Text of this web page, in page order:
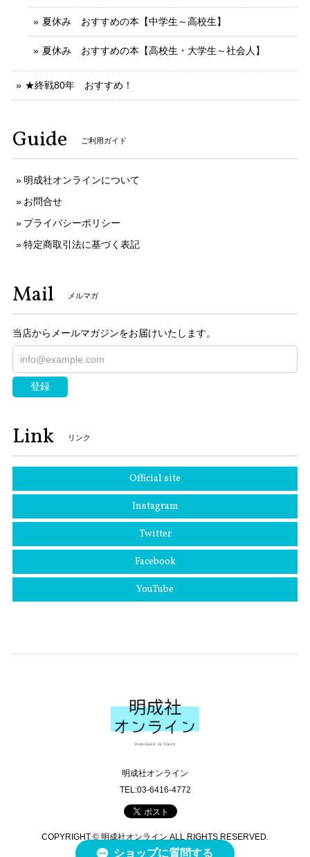
夏休み おすすめの本【中学生～高校生】
夏休み おすすめの本【高校生・大学生～社会人】
★終戦80年 おすすめ！
Guide ご利用ガイド
明成社オンラインについて
お問合せ
プライバシーポリシー
特定商取引法に基づく表記
Mail メルマガ
当店からメールマガジンをお届けいたします。
登録
Link リンク
Official site
Instagram
Twitter
Facebook
YouTube
明成社オンライン
TEL:03-6416-4772
COPYRIGHT © 明成社オンライン ALL RIGHTS RESERVED.
ショップに質問する